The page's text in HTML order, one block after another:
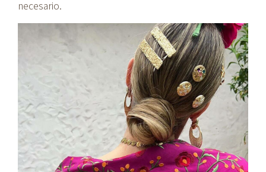
necesario.